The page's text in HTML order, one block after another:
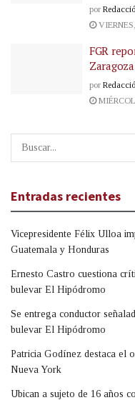
por
FGR
Zaragoza
por
Entradas recientes
Vicepresidente Félix Ulloa
Guatemala y Honduras
Ernesto Castro cuestiona
bulevar El Hipódromo
Se entrega conductor
bulevar El Hipódromo
Patricia Godínez destaca el
Nueva York
Ubican a sujeto de 16 años